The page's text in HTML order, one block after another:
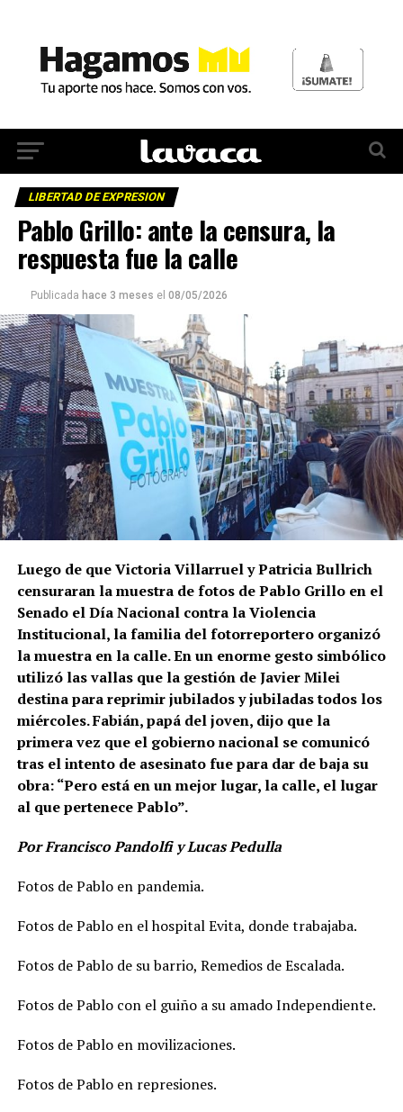
LIBERTAD DE EXPRESION
Pablo Grillo: ante la censura, la
respuesta fue la calle
Publicada hace 3 meses el 08/05/2026
Luego de que Victoria Villarruel y Patricia Bullrich
censuraran la muestra de fotos de Pablo Grillo en el
Senado el Día Nacional contra la Violencia
Institucional, la familia del fotorreportero organizó
la muestra en la calle. En un enorme gesto simbólico
utilizó las vallas que la gestión de Javier Milei
destina para reprimir jubilados y jubiladas todos los
miércoles. Fabián, papá del joven, dijo que la
primera vez que el gobierno nacional se comunicó
tras el intento de asesinato fue para dar de baja su
obra: “Pero está en un mejor lugar, la calle, el lugar
al que pertenece Pablo”.
Por Francisco Pandolfi y Lucas Pedulla
Fotos de Pablo en pandemia.
Fotos de Pablo en el hospital Evita, donde trabajaba.
Fotos de Pablo de su barrio, Remedios de Escalada.
Fotos de Pablo con el guiño a su amado Independiente.
Fotos de Pablo en movilizaciones.
Fotos de Pablo en represiones.